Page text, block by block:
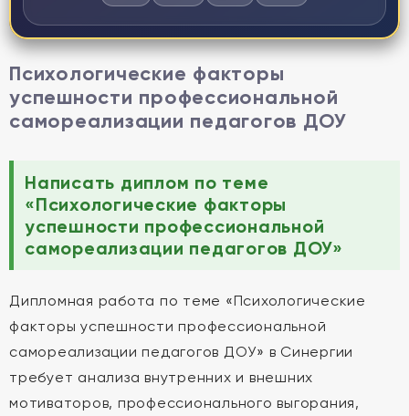
Психологические факторы
успешности профессиональной
самореализации педагогов ДОУ
Написать диплом по теме
«Психологические факторы
успешности профессиональной
самореализации педагогов ДОУ»
Дипломная работа по теме «Психологические
факторы успешности профессиональной
самореализации педагогов ДОУ» в Синергии
требует анализа внутренних и внешних
мотиваторов, профессионального выгорания,